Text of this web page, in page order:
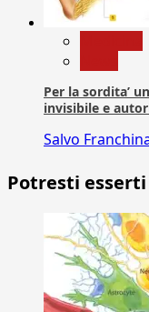
Per la sordita’
invisibile e
Salvo
Potresti